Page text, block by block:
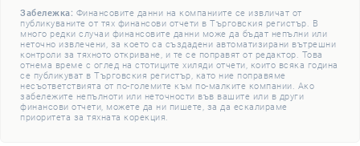
Забележка: Финансовите данни на компаниите се извличат от
публикуваните от тях финансови отчети в Търговския регистър. В
много редки случаи финансовите данни може да бъдат непълни или
неточно извлечени, за което са създадени автоматизирани вътрешни
контроли за тяхното откриване, и те се поправят от редактор. Това
отнема време с оглед на стотиците хиляди отчети, които всяка година
се публикуват в Търговския регистър, като ние поправяме
несъответствията от по-големите към по-малките компании. Ако
забележите непълноти или неточности във вашите или в други
финансови отчети, можете да ни пишете, за да ескалираме
приоритета за тяхната корекция.